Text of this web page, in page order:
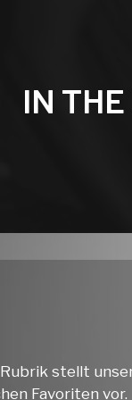
IN
stellt
Favoriten vor.